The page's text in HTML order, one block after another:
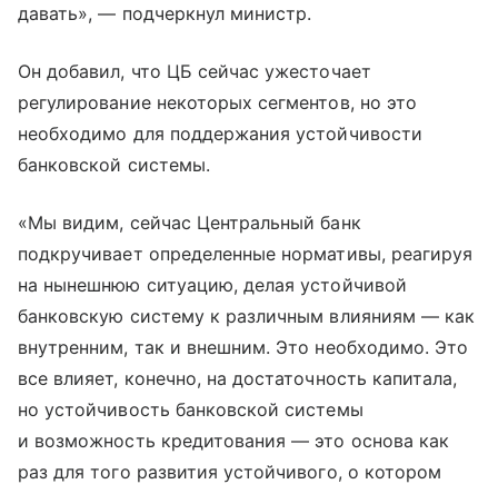
давать», — подчеркнул министр.
Он добавил, что ЦБ сейчас ужесточает
регулирование некоторых сегментов, но это
необходимо для поддержания устойчивости
банковской системы.
«Мы видим, сейчас Центральный банк
подкручивает определенные нормативы, реагируя
на нынешнюю ситуацию, делая устойчивой
банковскую систему к различным влияниям — как
внутренним, так и внешним. Это необходимо. Это
все влияет, конечно, на достаточность капитала,
но устойчивость банковской системы
и возможность кредитования — это основа как
раз для того развития устойчивого, о котором